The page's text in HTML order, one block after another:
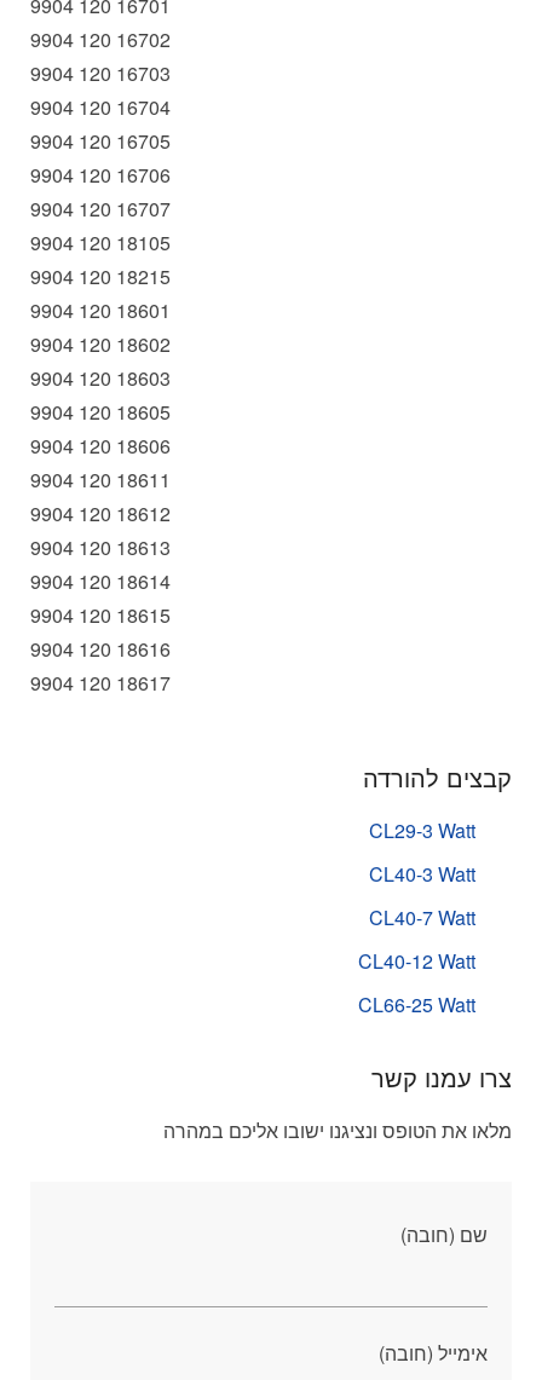
9904 120 16702
9904 120 16703
9904 120 16704
9904 120 16705
9904 120 16706
9904 120 16707
9904 120 18105
9904 120 18215
9904 120 18601
9904 120 18602
9904 120 18603
9904 120 18605
9904 120 18606
9904 120 18611
9904 120 18612
9904 120 18613
9904 120 18614
9904 120 18615
9904 120 18616
9904 120 18617
קבצים להורדה
CL29-3 Watt
CL40-3 Watt
CL40-7 Watt
CL40-12 Watt
CL66-25 Watt
צרו עמנו קשר
מלאו את הטופס ונציגנו ישובו אליכם במהרה
שם (חובה)
אימייל (חובה)